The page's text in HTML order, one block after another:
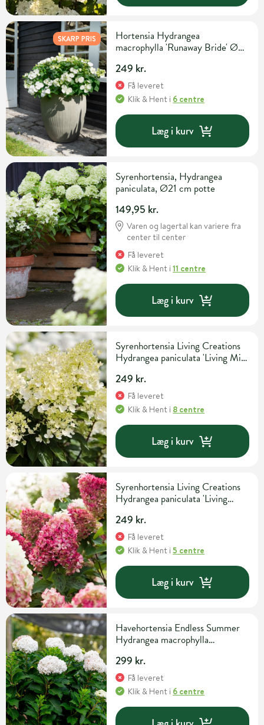
SKARP PRIS
Hortensia Hydrangea
macrophylla 'Runaway Bride' Ø23
249 kr.
Få leveret
Klik & Hent i 6 centre
Læg i kurv
Syrenhortensia, Hydrangea
paniculata, Ø21 cm potte
149,95 kr.
Varen og lagertal kan variere fra
center til center
Få leveret
Klik & Hent i11 centre
Læg i kurv
Syrenhortensia Living Creations
Hydrangea paniculata 'Living Milk
249 kr.
Få leveret
Klik & Hent i 8 centre
Læg i kurv
Syrenhortensia Living Creations
Hydrangea paniculata 'Living
249 kr.
Få leveret
Klik & Hent i5 centre
Læg i kurv
Havehortensia Endless Summer
Hydrangea macrophylla
299 kr.
Få leveret
Klik & Hent i 6 centre